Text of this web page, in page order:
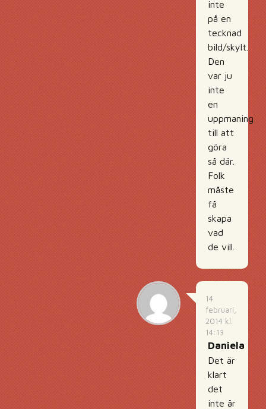
inte
på en
tecknad
bild/skylt.
Den
var ju
inte
en
uppmaning
till att
göra
så där.
Folk
måste
få
skapa
vad
de vill.
14
februari,
2014 kl.
14:13
Daniela
Det är
klart
det
inte är